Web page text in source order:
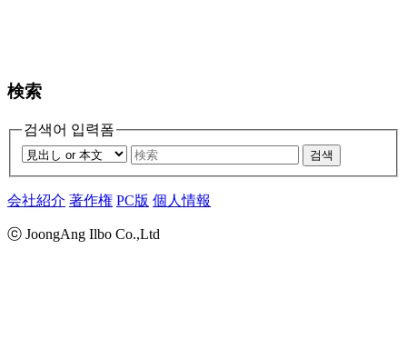
検索
검색어 입력폼
검색
会社紹介 著作権 PC版 個人情報
ⓒ JoongAng Ilbo Co.,Ltd